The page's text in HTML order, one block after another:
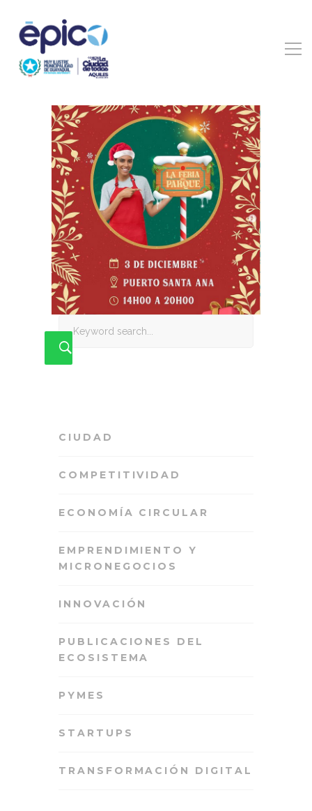
CIUDAD
COMPETITIVIDAD
ECONOMÍA CIRCULAR
EMPRENDIMIENTO Y
MICRONEGOCIOS
INNOVACIÓN
PUBLICACIONES DEL
ECOSISTEMA
PYMES
STARTUPS
TRANSFORMACIÓN DIGITAL